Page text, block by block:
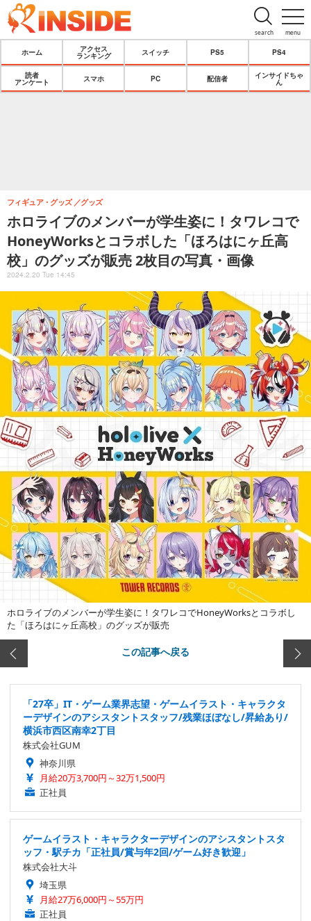
menu
search
ホーム
アクセス
ランキング
スイッチ PS5 PS4
読者
アンケート
スマホ PC 配信者
インサイドちゃ
ん
ホロライブのメンバーが学生姿に！タワレコで
HoneyWorksとコラボした「ほろはにヶ丘高
校」のグッズが販売 2枚目の写真・画像
フィギュア・グッズ グッズ
2024.2.20 Tue 14:45
ホロライブのメンバーが学生姿に！タワレコでHoneyWorksとコラボし
た「ほろはにヶ丘高校」のグッズが販売
この記事へ戻る
「27卒」IT・ゲーム業界志望・ゲームイラスト・キャラクタ
ーデザインのアシスタントスタッフ/残業ほぼなし/昇給あり/
横浜市西区南幸2丁目
株式会社GUM
神奈川県
月給20万3,700円～32万1,500円
正社員
ゲームイラスト・キャラクターデザインのアシスタントスタ
ッフ・駅チカ「正社員/賞与年2回/ゲーム好き歓迎」
株式会社大斗
埼玉県
月給27万6,000円～55万円
正社員